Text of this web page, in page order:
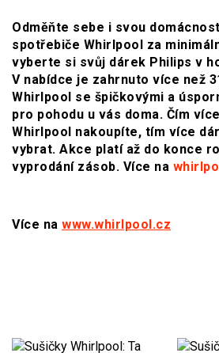
Odměňte sebe i svou
spotřebiče Whirlpool za
vyberte si svůj dárek Philips v
V nabídce je zahrnuto více než
Whirlpool se špičkovými a
pro pohodu u vás doma. Čím
Whirlpool nakoupíte, tím více
vybrat. Akce platí až do konce
vyprodání zásob. Více na
Více na www.whirlpool.cz